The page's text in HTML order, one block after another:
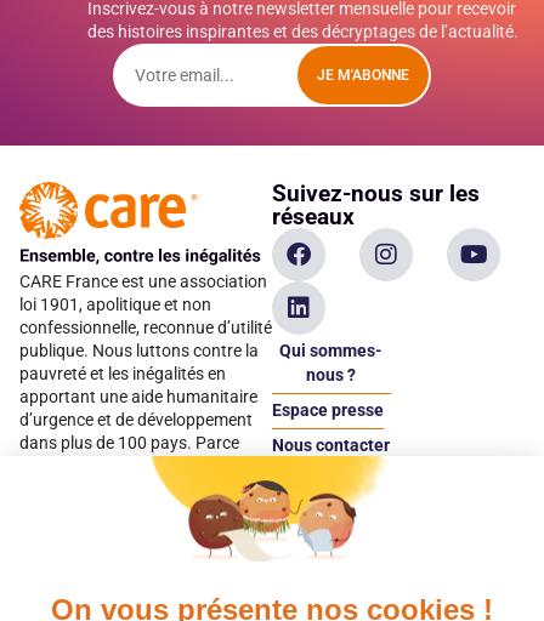
On vous présente nos cookies !
Inscrivez-vous à notre newsletter mensuelle pour recevoir
des histoires inspirantes et des décryptages de l’actualité.
JE M'ABONNE
CARE France est une association
loi 1901, apolitique et non
confessionnelle, reconnue d’utilité
publique. Nous luttons contre la
pauvreté et les inégalités en
apportant une aide humanitaire
d’urgence et de développement
dans plus de 100 pays. Parce
qu’elles sont les premières
victimes des inégalités, CARE met
les femmes et les filles au cœur
Suivez-nous sur les
réseaux
Qui sommes-
nous ?
Espace presse
Nous contacter
Espace
donateur
Quels avantages fiscaux ? Donner en confiance